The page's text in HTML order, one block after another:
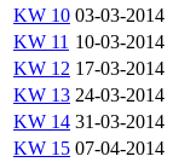
KW 10 03-03-2014
KW 11 10-03-2014
KW 12 17-03-2014
KW 13 24-03-2014
KW 14 31-03-2014
KW 15 07-04-2014